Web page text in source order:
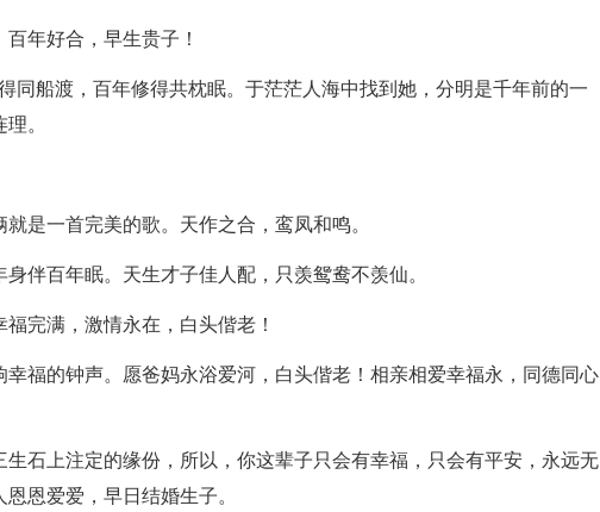
年好合，早生贵子！
同船渡，百年修得共枕眠。于茫茫人海中找到她，分明是千年前的一
。
是一首完美的歌。天作之合，鸾凤和鸣。
伴百年眠。天生才子佳人配，只羡鸳鸯不羡仙。
完满，激情永在，白头偕老！
幸福的钟声。愿爸妈永浴爱河，白头偕老！相亲相爱幸福永，同德同心
生石上注定的缘份，所以，你这辈子只会有幸福，只会有平安，永远无
恩爱爱，早日结婚生子。